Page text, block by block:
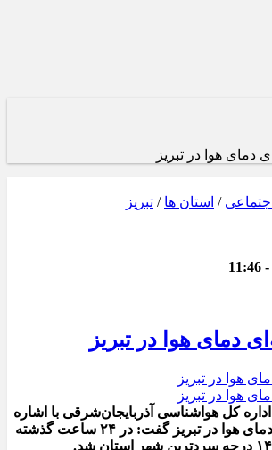
اجتماعی / استان ها / تبریز
کل هواشناسی آذربایجان‌شرقی با اشاره
به کاهش ۶ درجه ای دمای هوا در تبریز گفت: در ۲۴ ساعت گذشته